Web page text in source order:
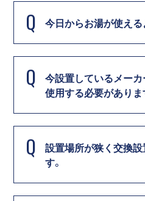
Q 今日からお湯が使え
Q
今設置しているメー
使用する必要がありま
Q
設置場所が狭く交換
す。